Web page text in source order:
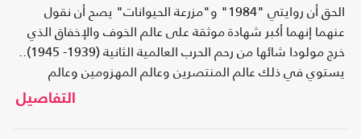
الحق أن روايتي "1984" و"مزرعة الحيوانات" يصح أن نقول
عنهما إنهما أكبر شهادة موثقة على عالم الخوف والإخفاق الذي
خرج مولودا شائها من رحم الحرب العالمية الثانية (1939- 1945)..
يستوي في ذلك عالم المنتصرين وعالم المهزومين وعالم
التفاصيل